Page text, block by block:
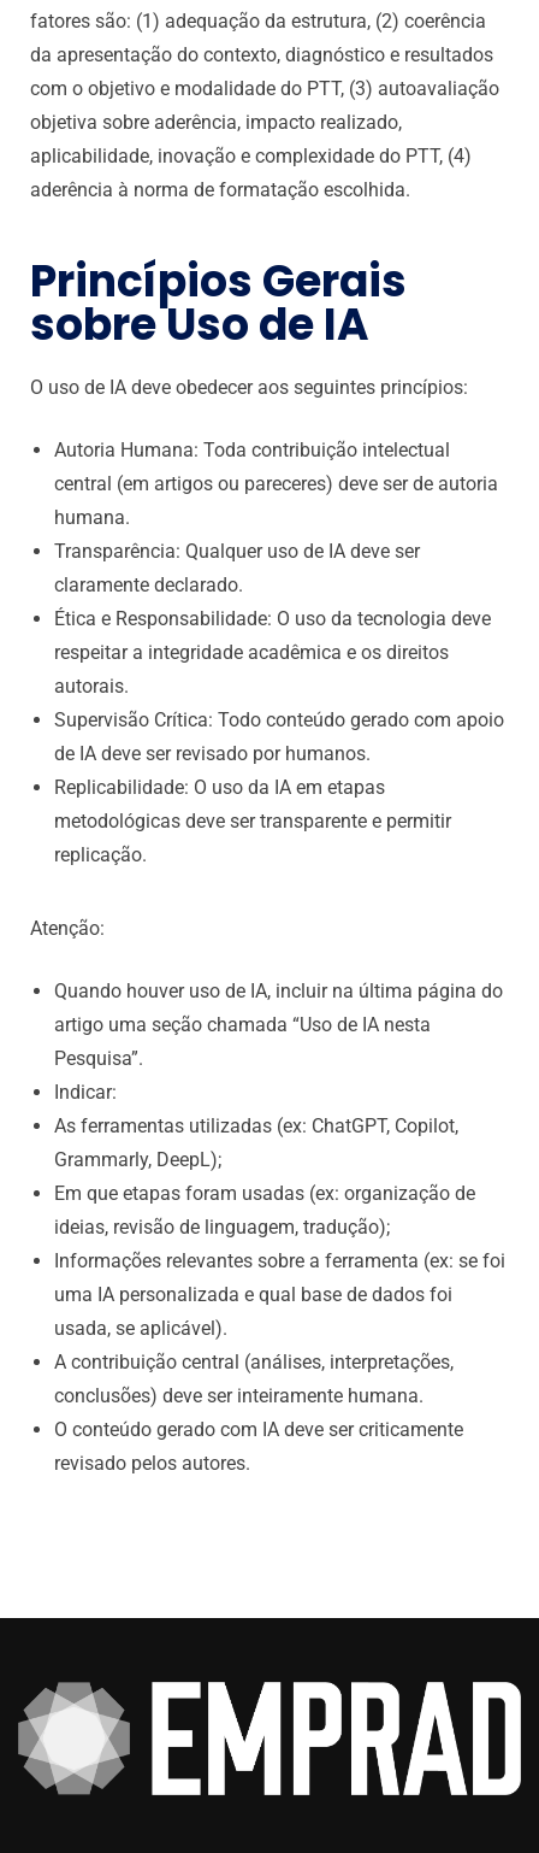
fatores são: (1) adequação da estrutura, (2) coerência
da apresentação do contexto, diagnóstico e resultados
com o objetivo e modalidade do PTT, (3) autoavaliação
objetiva sobre aderência, impacto realizado,
aplicabilidade, inovação e complexidade do PTT, (4)
aderência à norma de formatação escolhida.
Princípios Gerais
sobre Uso de IA
O uso de IA deve obedecer aos seguintes princípios:
Autoria Humana: Toda contribuição intelectual
central (em artigos ou pareceres) deve ser de autoria
humana.
Transparência: Qualquer uso de IA deve ser
claramente declarado.
Ética e Responsabilidade: O uso da tecnologia deve
respeitar a integridade acadêmica e os direitos
autorais.
Supervisão Crítica: Todo conteúdo gerado com apoio
de IA deve ser revisado por humanos.
Replicabilidade: O uso da IA em etapas
metodológicas deve ser transparente e permitir
replicação.
Atenção:
Quando houver uso de IA, incluir na última página do
artigo uma seção chamada “Uso de IA nesta
Pesquisa”.
Indicar:
As ferramentas utilizadas (ex: ChatGPT, Copilot,
Grammarly, DeepL);
Em que etapas foram usadas (ex: organização de
ideias, revisão de linguagem, tradução);
Informações relevantes sobre a ferramenta (ex: se foi
uma IA personalizada e qual base de dados foi
usada, se aplicável).
A contribuição central (análises, interpretações,
conclusões) deve ser inteiramente humana.
O conteúdo gerado com IA deve ser criticamente
revisado pelos autores.